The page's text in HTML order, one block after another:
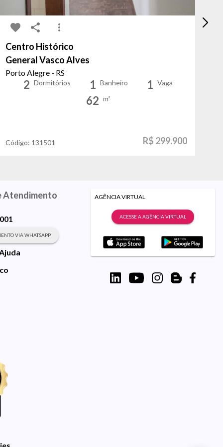
Centro Histórico
General Vasco Alves
Porto Alegre - RS
2 Dormitórios 1 Banheiro 1 Vaga
62 m²
Código: 131501 R$ 299.900
Atendimento
VIA WHATSAPP
AGÊNCIA VIRTUAL
ACESSE A AGÊNCIA VIRTUAL